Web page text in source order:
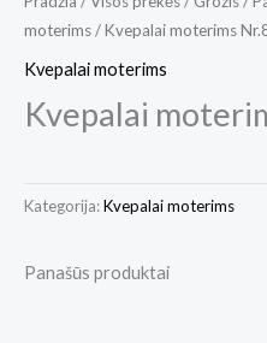
moterims/ Kvepalai moterims
Kvepalai moterims
Kvepalai
Kategorija:Kvepalai moterims
Panašūs produktai